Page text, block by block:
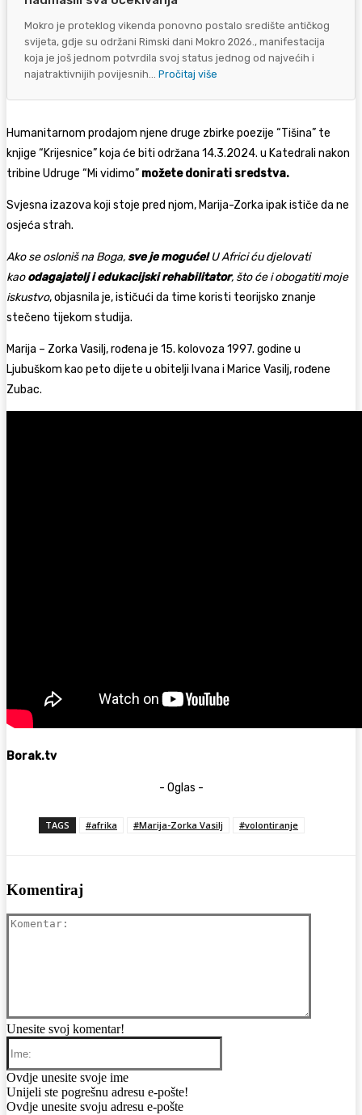
Mokro je proteklog vikenda ponovno postalo središte antičkog
svijeta, gdje su održani Rimski dani Mokro 2026., manifestacija
koja je još jednom potvrdila svoj status jednog od najvećih i
najatraktivnijih povijesnih... Pročitaj više
Humanitarnom prodajom njene druge zbirke poezije “Tišina” te
knjige “Krijesnice” koja će biti održana 14.3.2024. u Katedrali nakon
tribine Udruge “Mi vidimo” možete donirati sredstva.
Svjesna izazova koji stoje pred njom, Marija-Zorka ipak ističe da ne
osjeća strah.
Ako se osloniš na Boga, sve je moguće!U Africi ću djelovati
kaoodagajatelj i edukacijski rehabilitator, što će i obogatiti moje
iskustvo, objasnila je, ističući da time koristi teorijsko znanje
stečeno tijekom studija.
Marija – Zorka Vasilj, rođena je 15. kolovoza 1997. godine u
Ljubuškom kao peto dijete u obitelji Ivana i Marice Vasilj, rođene
Zubac.
Borak.tv
- Oglas -
TAGS #afrika #Marija-Zorka Vasilj #volontiranje
Komentiraj
Unesite svoj komentar!
Ovdje unesite svoje ime
Email:
Unijeli ste pogrešnu adresu e-pošte!
Ovdje unesite svoju adresu e-pošte